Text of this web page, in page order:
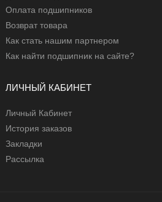
Оплата подшипников
Возврат товара
Как стать нашим партнером
Как найти подшипник на сайте?
ЛИЧНЫЙ КАБИНЕТ
Личный Кабинет
История заказов
Закладки
Рассылка